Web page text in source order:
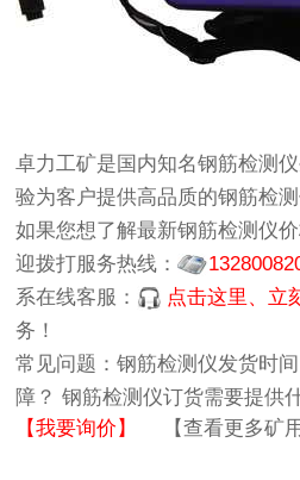
卓力工矿是国内知名钢筋检测
验为客户提供高品质的钢筋检
如果您想了解最新钢筋检测仪
迎拨打服务热线：
系在线客服：
点击这里、立
务！
常见问题：钢筋检测仪发货时间
障？ 钢筋检测仪订货需要提供
【我要询价】
【查看更多矿